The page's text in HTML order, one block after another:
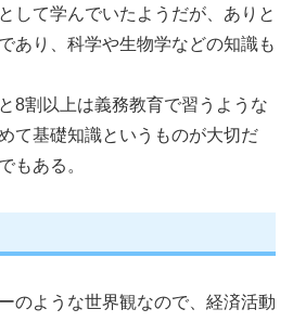
して学んでいたようだが、ありと
あり、科学や生物学などの知識も
8割以上は義務教育で習うような
て基礎知識というものが大切だ
もある。
のような世界観なので、経済活動